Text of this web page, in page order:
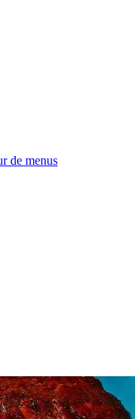
de menus